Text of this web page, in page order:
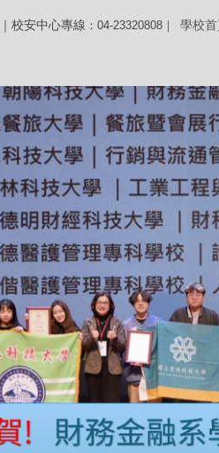
｜校安中心專線 ：04-23320808｜ 學校